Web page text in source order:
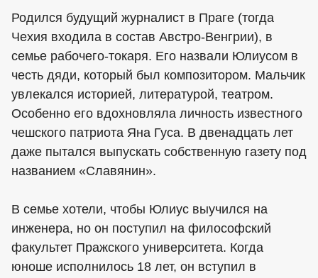
Родился будущий журналист в Праге (тогда
Чехия входила в состав Австро-Венгрии), в
семье рабочего-токаря. Его назвали Юлиусом в
честь дяди, который был композитором. Мальчик
увлекался историей, литературой, театром.
Особенно его вдохновляла личность известного
чешского патриота Яна Гуса. В двенадцать лет
даже пытался выпускать собственную газету под
названием «Славянин».
В семье хотели, чтобы Юлиус выучился на
инженера, но он поступил на философский
факультет Пражского университета. Когда
юноше исполнилось 18 лет, он вступил в